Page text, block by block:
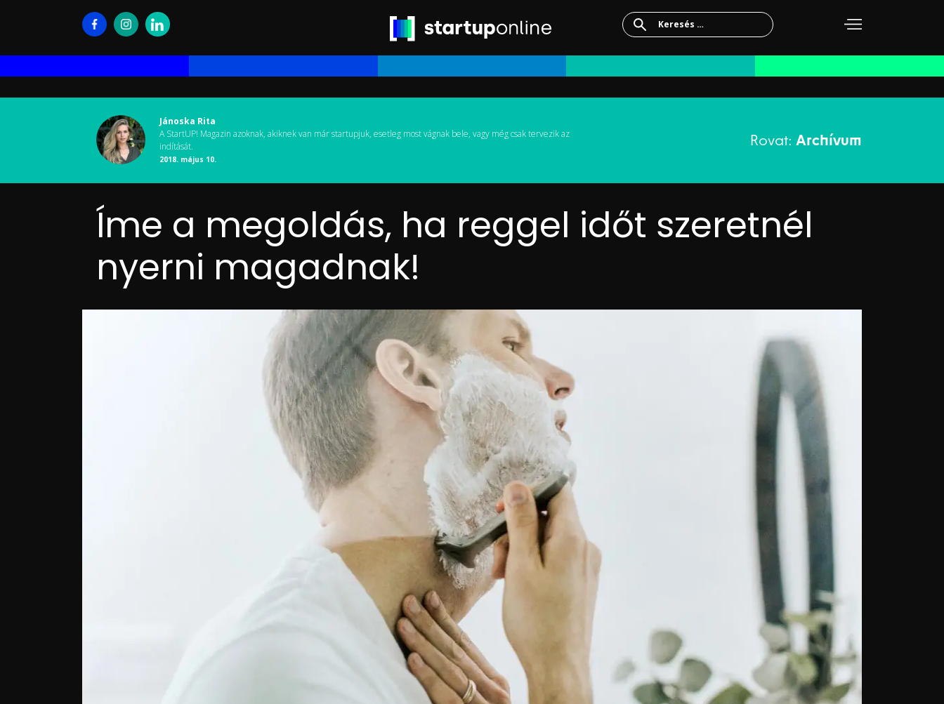
Keresés:
Jánoska Rita
A StartUP! Magazin azoknak, akiknek van már startupjuk, esetleg most vágnak bele, vagy még csak tervezik az
indítását.
2018. május 10.
Rovat: Archívum
Íme a megoldás, ha reggel időt szeretnél
nyerni magadnak!